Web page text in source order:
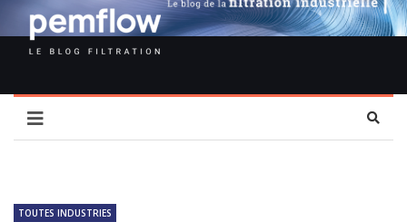
TOUTES INDUSTRIES